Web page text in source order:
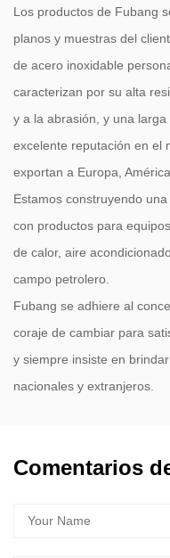
Los productos de Fubang
planos y muestras del
de acero inoxidable
caracterizan por su alta
y a la abrasión, y una
excelente reputación en el
exportan a Europa,
Estamos construyendo
con productos para
de calor, aire
campo petrolero.
Fubang se adhiere al
coraje de cambiar para
y siempre insiste en
nacionales y extranjeros.
Comentarios